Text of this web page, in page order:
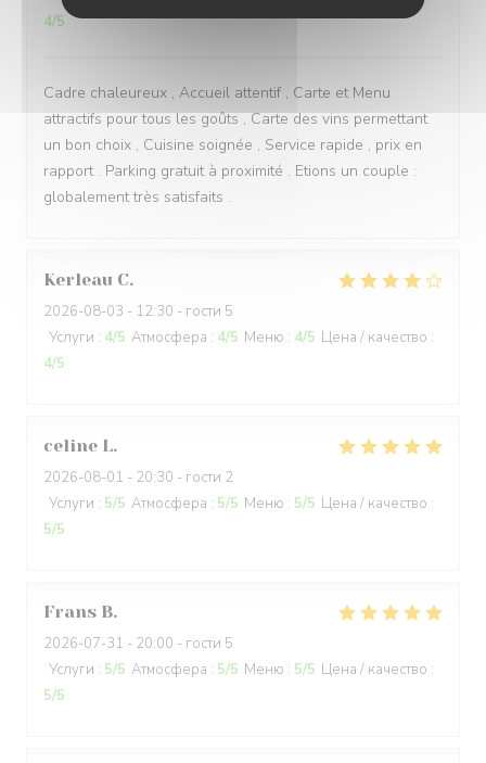
4/5
Cadre chaleureux , Accueil attentif , Carte et Menu
attractifs pour tous les goûts , Carte des vins permettant
un bon choix , Cuisine soignée , Service rapide , prix en
rapport . Parking gratuit à proximité . Etions un couple :
globalement très satisfaits .
Kerleau C
2026-08-03 - 12:30 - гости 5
Услуги : 4/5 Атмосфера : 4/5 Меню : 4/5 Цена / качество :
4/5
celine L
2026-08-01 - 20:30 - гости 2
Услуги : 5/5 Атмосфера : 5/5 Меню : 5/5 Цена / качество :
5/5
Frans B
2026-07-31 - 20:00 - гости 5
Услуги : 5/5 Атмосфера : 5/5 Меню : 5/5 Цена / качество :
5/5